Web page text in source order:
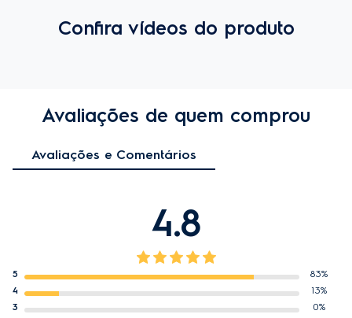
Confira vídeos do produto
Avaliações de quem comprou
Avaliações e Comentários
4.8
5
83%
4
13%
3
0%